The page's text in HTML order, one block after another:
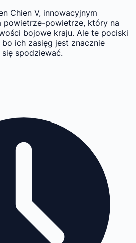
Chien V, innowacyjnym
powietrze-powietrze, który na
bojowe kraju. Ale te pociski
ich zasięg jest znacznie
spodziewać.